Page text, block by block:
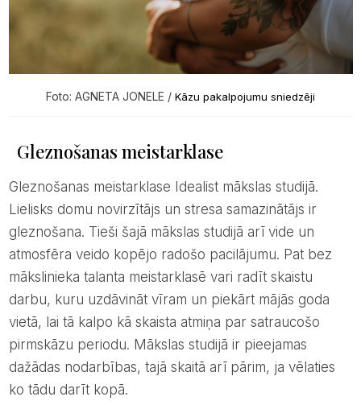
Foto: AGNETA JONELE / Kāzu pakalpojumu sniedzēji
Gleznošanas meistarklase
Gleznošanas meistarklase Idealist mākslas studijā.
Lielisks domu novirzītājs un stresa samazinātājs ir
gleznošana. Tieši šajā mākslas studijā arī vide un
atmosfēra veido kopējo radošo pacilājumu. Pat bez
mākslinieka talanta meistarklasē vari radīt skaistu
darbu, kuru uzdāvināt vīram un piekārt mājās goda
vietā, lai tā kalpo kā skaista atmiņa par satraucošo
pirmskāzu periodu. Mākslas studijā ir pieejamas
dažādas nodarbības, tajā skaitā arī pārim, ja vēlaties
ko tādu darīt kopā.